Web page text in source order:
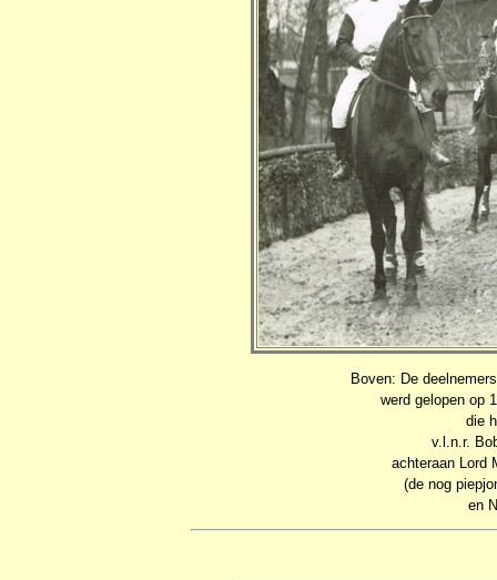
Boven: De
werd gelopen op
die
v.l.n.r.
achteraan Lord
(de nog
en